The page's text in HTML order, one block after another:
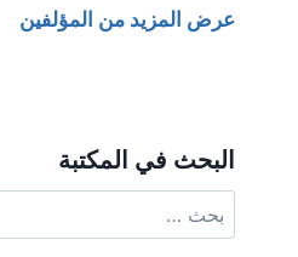
عرض المزيد من المؤلفين
البحث في المكتبة
عن: